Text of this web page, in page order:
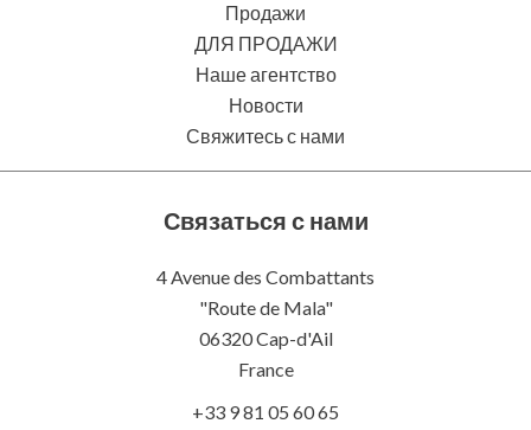
Продажи
ДЛЯ ПРОДАЖИ
Наше агентство
Новости
Свяжитесь с нами
Связаться с нами
4 Avenue des Combattants
"Route de Mala"
06320Cap-d'Ail
France
+33 9 81 05 60 65